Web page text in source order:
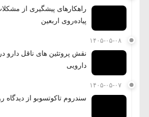
راهکارهای پیشگیری از
پیاده‌روی اربعین
۱۴۰۵-۰۵-۰۸
نقش پروتئین های ناقل دارو
دارویی
۱۴۰۵-۰۵-۰۷
سندروم تاکوتسوبو از دیدگاه